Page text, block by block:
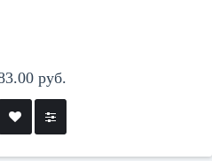
руб.